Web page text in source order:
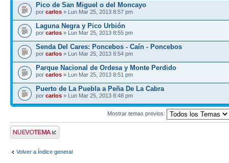
Pico de San Miguel o del Moncayo
por carlos » Lun Mar 25, 2013 8:57 pm
Laguna Negra y Pico Urbión
por carlos » Lun Mar 25, 2013 8:55 pm
Senda Del Cares: Poncebos - Caín - Poncebos
por carlos » Lun Mar 25, 2013 8:54 pm
Parque Nacional de Ordesa y Monte Perdido
por carlos » Lun Mar 25, 2013 8:51 pm
Puerto de La Puebla a Peña De La Cabra
por carlos » Lun Mar 25, 2013 8:48 pm
Mostrar temas previos:
Publicar un nuevo
tema
Volver a Índice general